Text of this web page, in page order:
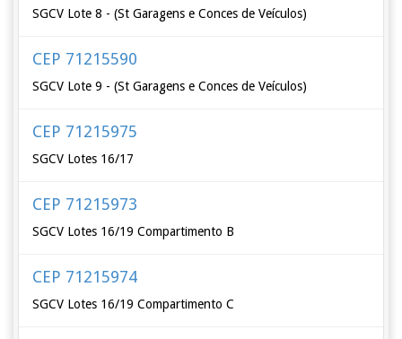
SGCV Lote 8 - (St Garagens e Conces de Veículos)
CEP 71215590
SGCV Lote 9 - (St Garagens e Conces de Veículos)
CEP 71215975
SGCV Lotes 16/17
CEP 71215973
SGCV Lotes 16/19 Compartimento B
CEP 71215974
SGCV Lotes 16/19 Compartimento C